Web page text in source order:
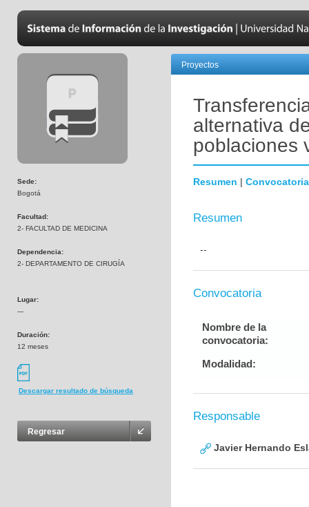
Sede:
Bogotá
Facultad:
2- FACULTAD DE MEDICINA
Dependencia:
2- DEPARTAMENTO DE CIRUGÍA
Lugar:
---
Duración:
12 meses
Descargar resultado de búsqueda
Regresar
Proyectos
alternativa
poblaciones
Resumen | Convocatoria
Resumen
--
Convocatoria
Nombre de la
convocatoria:
Modalidad:
Responsable
Javier Hernando